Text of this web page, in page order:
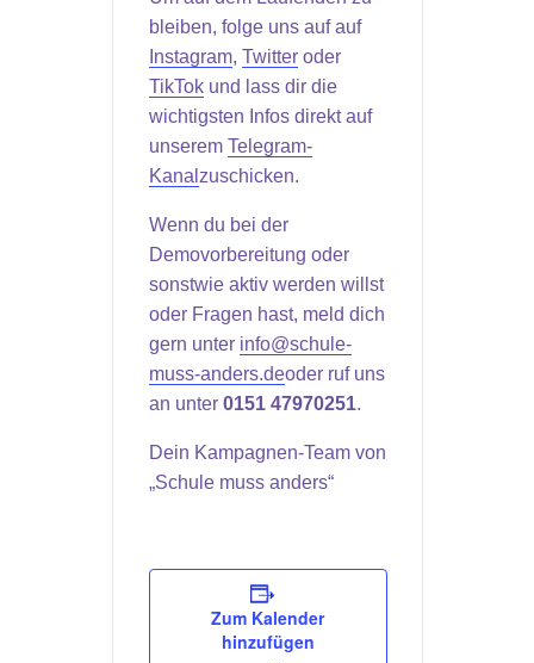
bleiben, folge uns auf auf
Instagram, Twitteroder
TikTokund lass dir die
wichtigsten Infos direkt auf
unserem Telegram-
Kanal zuschicken.
Wenn du bei der
Demovorbereitung oder
sonstwie aktiv werden willst
oder Fragen hast, meld dich
gern unter info@schule-
muss-anders.deoder ruf uns
an unter 0151 47970251.
Dein Kampagnen-Team von
„Schule muss anders“
Zum Kalender
hinzufügen